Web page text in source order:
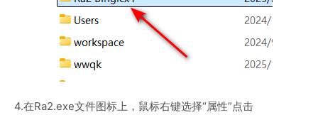
4.在Ra2.exe文件图标上，鼠标右键选择“属性”点击